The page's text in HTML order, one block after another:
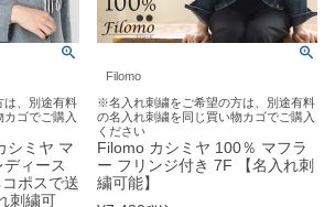
、別途有料
ゴでご購入
シミヤ マ
ィース
ポスで送
刺繍可
Filomo
※名入れ刺繍をご希望の方は、別途有料
の名入れ刺繍を同じ買い物カゴでご購入
ください
Filomo カシミヤ 100％ マフラ
ー フリンジ付き 7F 【名入れ刺
繍可能】